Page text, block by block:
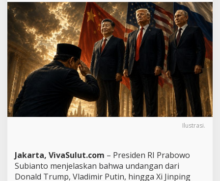
e
r
i
S
n
y
a
l
T
k
u
t
e
g
Ilustrasi.
Jakarta, VivaSulut.com – Presiden RI Prabowo
Subianto menjelaskan bahwa undangan dari
Donald Trump, Vladimir Putin, hingga Xi Jinping